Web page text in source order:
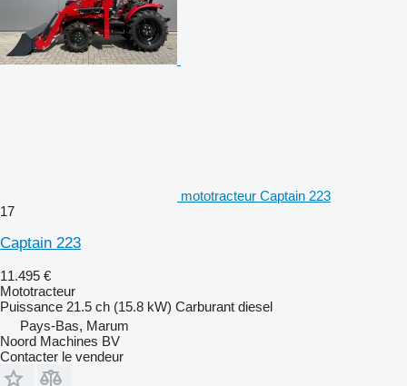
mototracteur Captain 223
17
Captain 223
11.495 €
Mototracteur
Puissance 21.5 ch (15.8 kW) Carburant diesel
Pays-Bas, Marum
Noord Machines BV
Contacter le vendeur